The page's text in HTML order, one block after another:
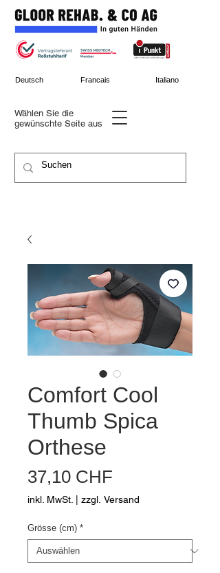
Wählen Sie die
gewünschte Seite aus
Deutsch Francais Italiano
Comfort Cool
Thumb Spica
Orthese
37,10 CHF
inkl. MwSt. zzgl. Versand
Grösse (cm) *